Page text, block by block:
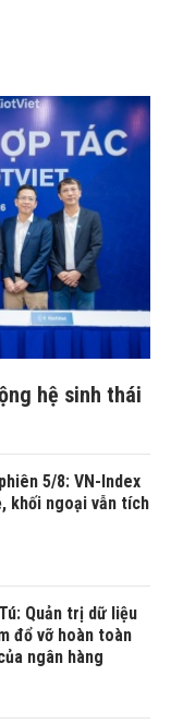
hệ sinh thái
5/8: VN-Index
khối ngoại vẫn tích
Quản trị dữ liệu
đổ vỡ hoàn toàn
ngân hàng